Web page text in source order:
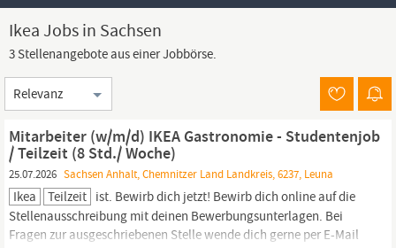
Ikea Jobs in Sachsen
3 Stellenangebote aus einer Jobbörse.
Sortierung
Mitarbeiter (w/m/d) IKEA Gastronomie - Studentenjob
/ Teilzeit (8 Std./ Woche)
25.07.2026 Sachsen Anhalt, Chemnitzer Land Landkreis, 6237, Leuna
Ikea Teilzeit ist. Bewirb dich jetzt! Bewirb dich online auf die
Stellenausschreibung mit deinen Bewerbungsunterlagen. Bei
Fragen zur ausgeschriebenen Stelle wende dich gerne per E-Mail